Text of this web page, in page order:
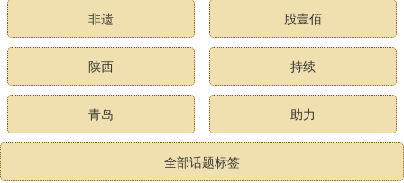
非遗 股壹佰
陕西 持续
青岛 助力
全部话题标签